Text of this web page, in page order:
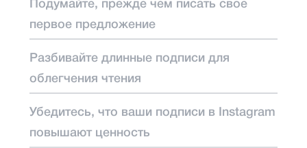
Подумайте, прежде чем писать свое
первое предложение
Разбивайте длинные подписи для
облегчения чтения
Убедитесь, что ваши подписи в Instagram
повышают ценность